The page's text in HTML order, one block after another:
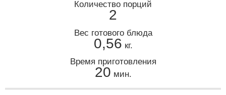
Количество порций
2
Вес готового блюда
0,56 кг.
Время приготовления
20 мин.